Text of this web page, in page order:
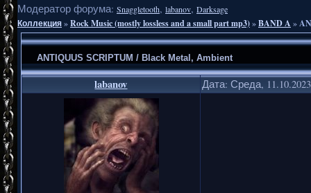
Модератор форума: Snaggletooth, labanov, Darksage
Коллекция»Rock Music (mostly lossless and a small part mp3)»BAND A »
ANTIQUUS SCRIPTUM / Black Metal, Ambient
labanov Дата: Среда,